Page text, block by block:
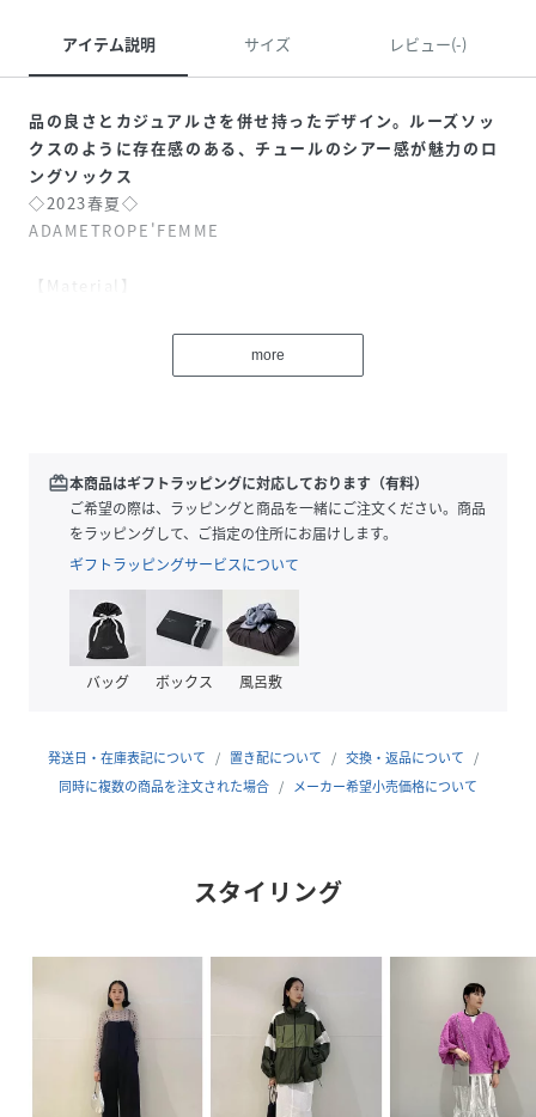
アイテム説明 サイズ レビュー(-)
品の良さとカジュアルさを併せ持ったデザイン。ルーズソッ
クスのように存在感のある、チュールのシアー感が魅力のロ
ングソックス
◇2023春夏◇
ADAMETROPE'FEMME
【Material】
た非常に繊細なチュール素材。ストレッチ性があり足にフィ
ットする、ソフトで目の細かいなめらかな風合いが特徴。
ス。ルーズソックスのように、くしゅくしゅとさせて着用す
るのがおすすめのデザインで、シンプルなスタイリングに合
わせるだけで程良くアクセントになり、足元からトレンド感
を演出してくれるアイテム。繊細なストレッチチュールを使
用することにより、モードなコーディネートの足元にもぴっ
たりの一足。
【Color】
【Stylingpoint】
生地の厚さ:薄手
---------------
性別タイプ
more
redeem本商品はギフトラッピングに対応しております（有料）
ご希望の際は、ラッピングと商品を一緒にご注文ください。商品
をラッピングして、ご指定の住所にお届けします。
ギフトラッピングサービスについて
バッグ ボックス 風呂敷
発送日・在庫表記について 置き配について
交換・返品について
同時に複数の商品を注文された場合
メーカー希望小売価格について
スタイリング